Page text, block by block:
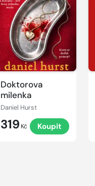
Doktorova
milenka
Daniel Hurst
319 Kč Koupit